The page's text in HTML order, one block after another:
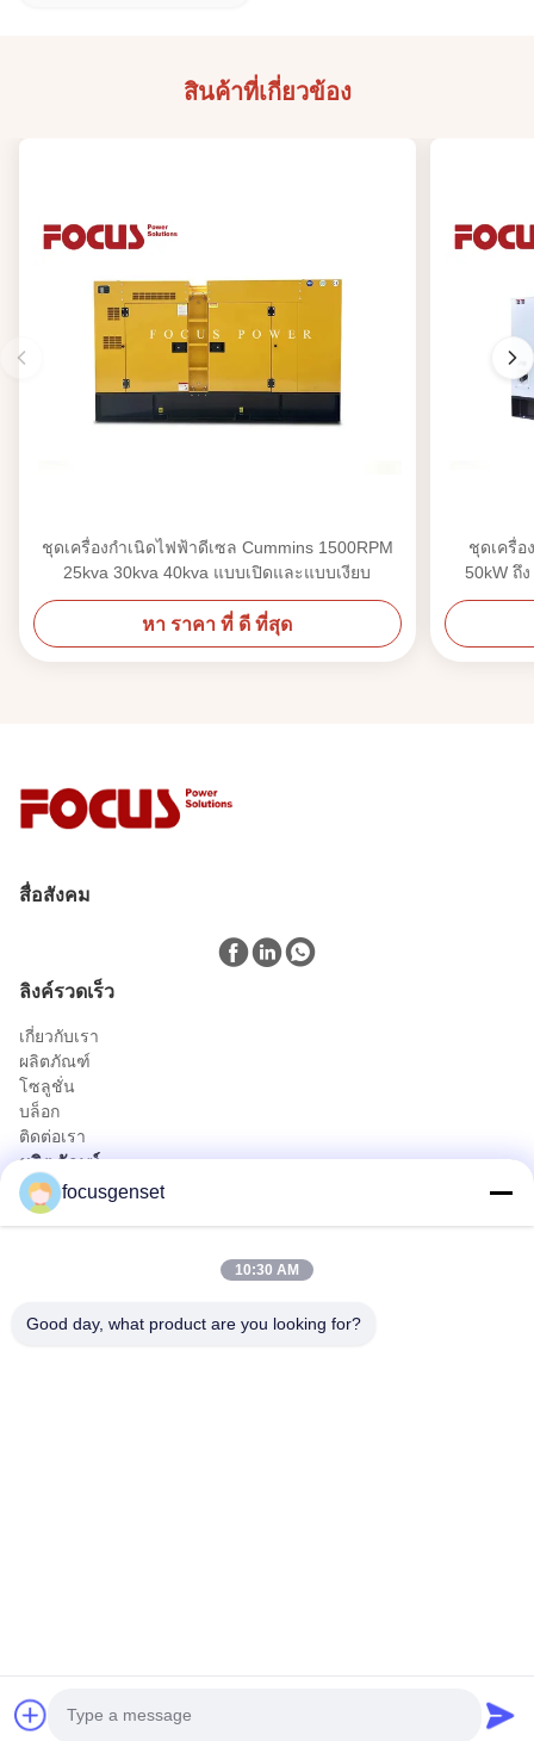
สินค้าที่เกี่ยวข้อง
ชุดเครื่องกำเนิดไฟฟ้าดีเซล Cummins 1500RPM
25kva 30kva 40kva แบบเปิดและแบบเงียบ
หา ราคา ที่ ดี ที่สุด
ชุดเครื่อ
50kW ถึ
สื่อสังคม
ลิงค์รวดเร็ว
เกี่ยวกับเรา
ผลิตภัณฑ์
โซลูชั่น
บล็อก
ติดต่อเรา
ผลิตภัณฑ์
ชุดเครื่องกำเนิดไฟฟ้าดีเซล Cummins
ชุดเครื่องผลิตไฟฟ้าเพอร์กินส์
ชุดเครื่องกำเนิดไฟฟ้าดีเซล SDEC
เครื่องกำเนิดไฟฟ้าไพรม์พาวเวอร์
เครื่องกำเนิดไฟฟ้าแบบติดตั้งลื่นไถล
จีน คุณภาพดี ชุดเครื่องกำเนิดไฟฟ้าดีเซล Cummins ผู้จัดจําหน่าย.ลิขสิทธิ์ 2025-
2026 FOCUS POWER JIANGSU CO.,LTD. สิทธิทั้งหมดถูกเก็บไว้
focusgenset
10:30 AM
Good day, what product are you looking for?